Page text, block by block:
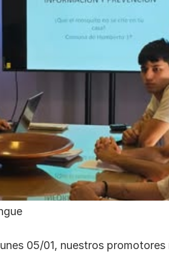
05/01, nuestros promotores